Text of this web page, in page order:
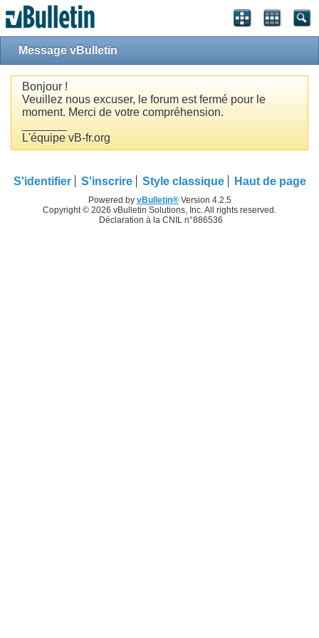
Message vBulletin
Bonjour !
Veuillez nous excuser, le forum est fermé pour le
moment. Merci de votre compréhension.
L'équipe vB-fr.org
S'identifier S'inscrire Style classique Haut de page
Powered by vBulletin®Version 4.2.5
Copyright © 2026 vBulletin Solutions, Inc. All rights reserved.
Déclaration à la CNIL n°886536